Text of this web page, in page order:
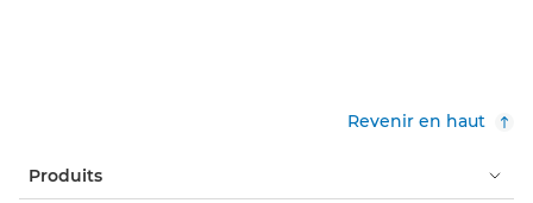
Revenir en haut
Produits